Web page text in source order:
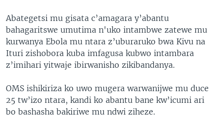
Abategetsi mu gisata c’amagara y’abantu
bahagaritswe umutima n'uko intambwe zatewe mu
kurwanya Ebola mu ntara z’uburaruko bwa Kivu na
Ituri zishobora kuba imfagusa kubwo intambara
z’imihari yitwaje ibirwanisho zikibandanya.
OMS ishikiriza ko uwo mugera warwanijwe mu duce
25 tw’izo ntara, kandi ko abantu bane kw’icumi ari
bo bashasha bakiriwe mu ndwi ziheze.